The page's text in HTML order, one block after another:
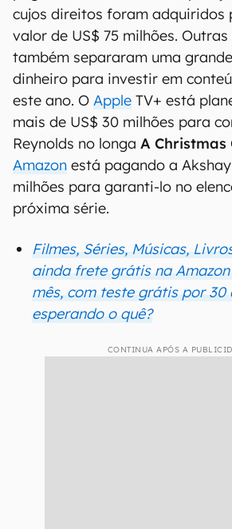
cujos direitos foram adquiridos
valor de US$ 75 milhões.
também separaram uma
dinheiro para investir em
este ano. O Apple TV+ está
mais de US$ 30 milhões para
Reynolds no longa A Christmas
Amazon está pagando a
milhões para garanti-lo no
próxima série.
Filmes, Séries, Músicas,
ainda frete grátis na
mês, com teste grátis por 30
esperando o quê?
CONTINUA APÓS A